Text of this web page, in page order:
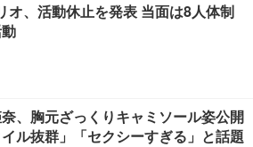
オ、活動休止を発表 当面は8人体制
、胸元ざっくりキャミソール姿公開
イル抜群」「セクシーすぎる」と話題